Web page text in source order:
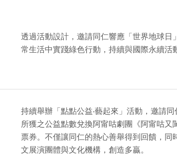
透過活動設計，邀請同仁響應「世界地球日
常生活中實踐綠色行動，持續與國際永續活
持續舉辦「點點公益‧藝起來」活動，邀請
所獲之公益點數兌換阿甯咕劇團《阿甯咕又
票券。不僅讓同仁的熱心善舉得到回饋，同
文展演團體與文化機構，創造多贏。